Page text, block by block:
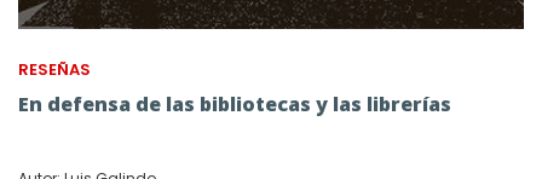
RESEÑAS
En defensa de las bibliotecas y las librerías